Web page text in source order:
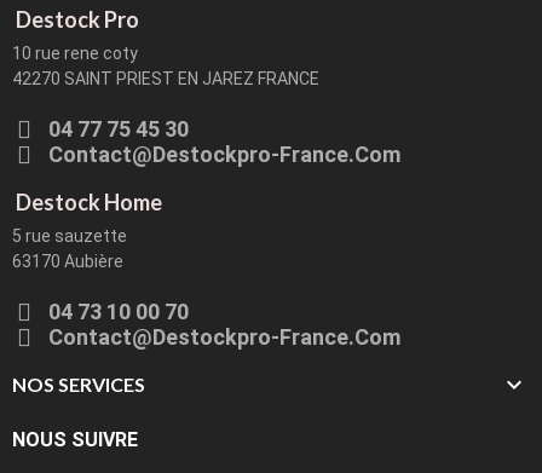
Destock Pro
10 rue rene coty
42270 SAINT PRIEST EN JAREZ FRANCE
04 77 75 45 30
Contact@destockpro-France.com
Destock Home
5 rue sauzette
63170 Aubière
04 73 10 00 70
Contact@destockpro-France.com
NOS SERVICES 
NOUS SUIVRE